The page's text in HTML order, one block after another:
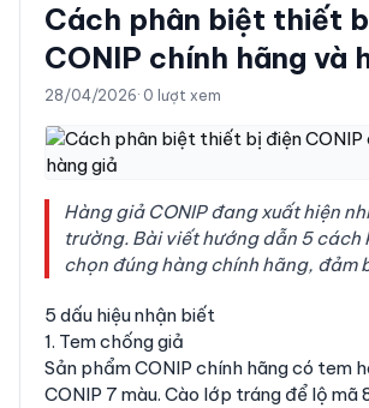
Cách phân biệt thiết
CONIP chính hãng và
28/04/2026· 0 lượt xem
Hàng giả CONIP đang xuất hiện
trường. Bài viết hướng dẫn 5 cách
chọn đúng hàng chính hãng, đảm
5 dấu hiệu nhận biết
1. Tem chống giả
Sản phẩm CONIP chính hãng có tem
CONIP 7 màu. Cào lớp tráng để lộ mã